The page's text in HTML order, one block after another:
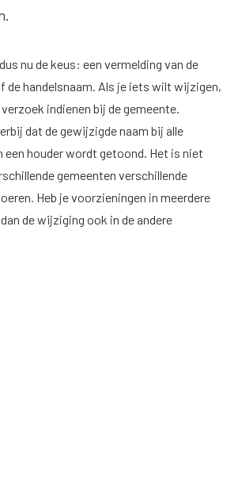
nu de keus: een vermelding van de
de handelsnaam. Als je iets wilt wijzigen,
indienen bij de gemeente.
dat de gewijzigde naam bij alle
een houder wordt getoond. Het is niet
gemeenten verschillende
Heb je voorzieningen in meerdere
de wijziging ook in de andere